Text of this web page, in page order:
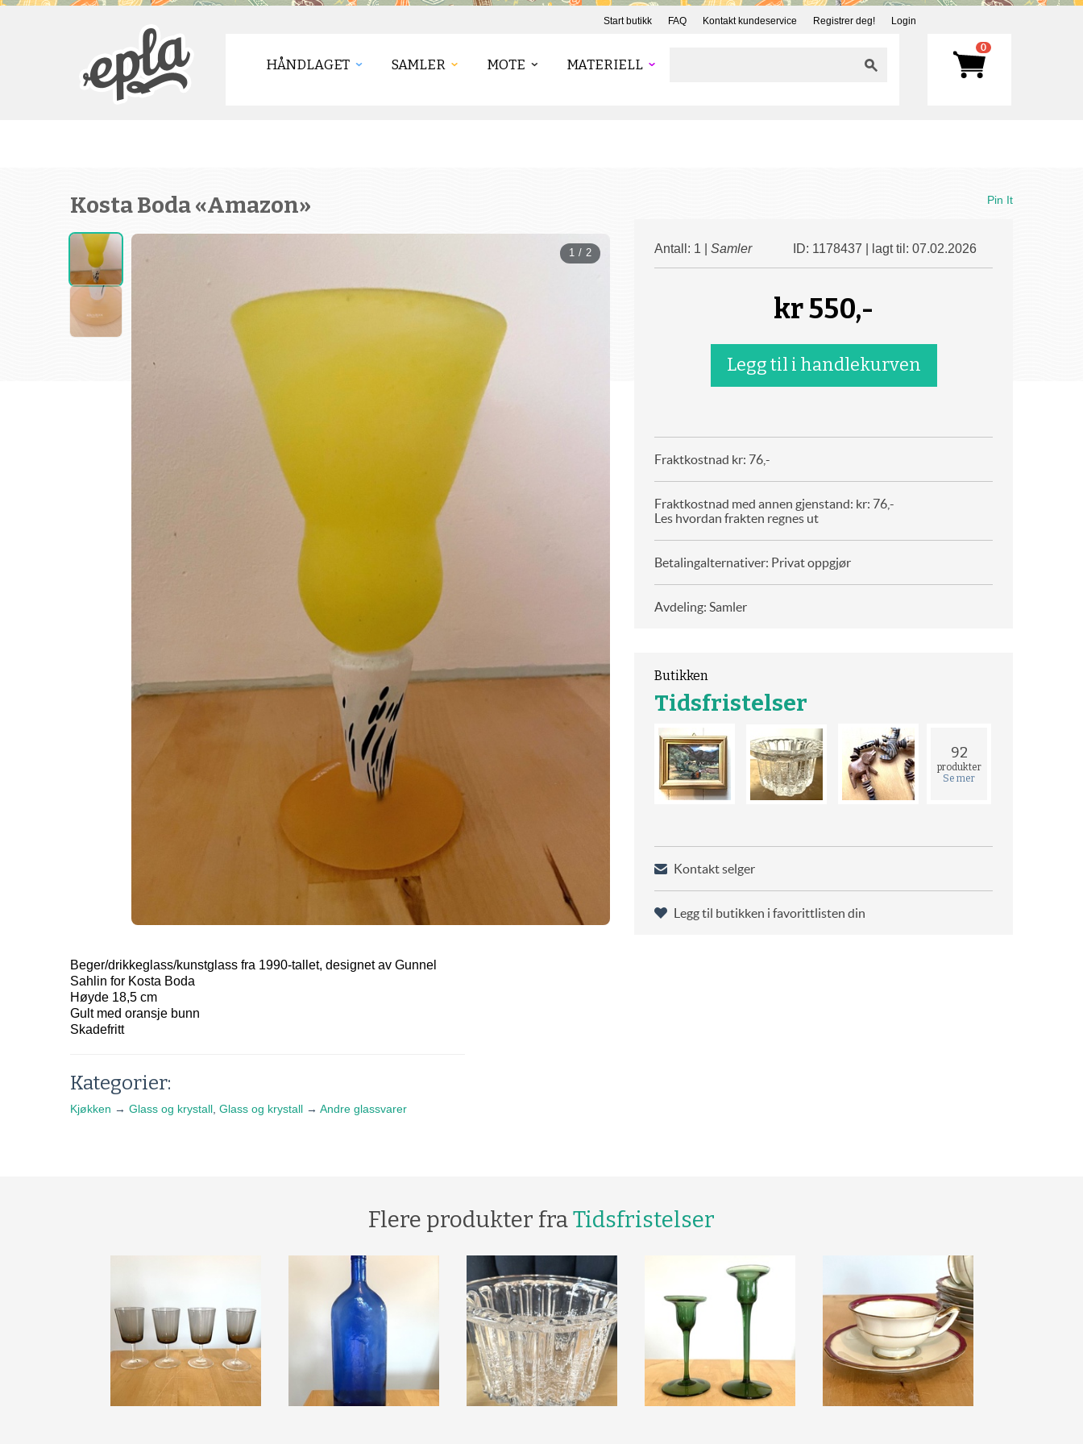
Start butikk FAQ Kontakt kundeservice Registrer deg! Login
HÅNDLAGET SAMLER MOTE MATERIELL
0
Kosta Boda «Amazon»
1 / 2
Beger/drikkeglass/kunstglass fra 1990-tallet, designet av Gunnel
Sahlin for Kosta Boda
Høyde 18,5 cm
Gult med oransje bunn
Skadefritt
Kategorier:
Kjøkken → Glass og krystall Glass og krystall → Andre glassvarer
Pin It
Antall: 1 | Samler ID: 1178437 | lagt til: 07.02.2026
kr550,-
Fraktkostnad kr: 76,-
Fraktkostnad med annen gjenstand: kr: 76,-
Les hvordan frakten regnes ut
Betalingalternativer: Privat oppgjør
Avdeling: Samler
Butikken
Tidsfristelser
92
produkter
Se mer
Kontakt selger
Legg til butikken i favorittlisten din
Flere produkter fraTidsfristelser